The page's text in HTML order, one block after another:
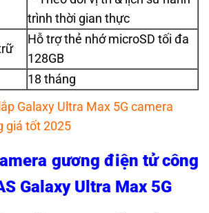
trình thời gian thực
Hỗ trợ thẻ nhớ microSD tối đa
128GB
18 tháng
Galaxy Ultra Max 5G camera
giá tốt 2025
gương điện tử công
Galaxy Ultra Max 5G